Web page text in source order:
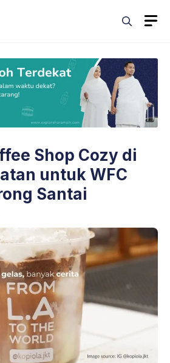
Shop Cozy di
untuk WFC
Santai